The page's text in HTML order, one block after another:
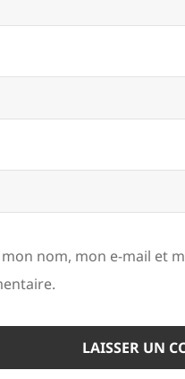
nom, mon e-mail et